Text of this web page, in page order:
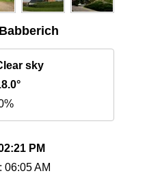
sky
PM
06:05 AM